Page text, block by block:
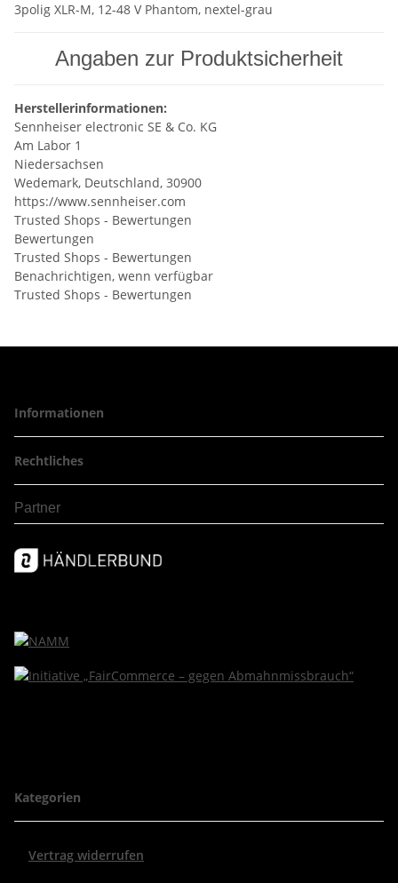
3polig XLR-M, 12-48 V Phantom, nextel-grau
Angaben zur Produktsicherheit
Herstellerinformationen:
Sennheiser electronic SE & Co. KG
Am Labor 1
Niedersachsen
Wedemark, Deutschland, 30900
https://www.sennheiser.com
Trusted Shops - Bewertungen
Bewertungen
Trusted Shops - Bewertungen
Benachrichtigen, wenn verfügbar
Trusted Shops - Bewertungen
Informationen
Rechtliches
Partner
Kategorien
Vertrag widerrufen